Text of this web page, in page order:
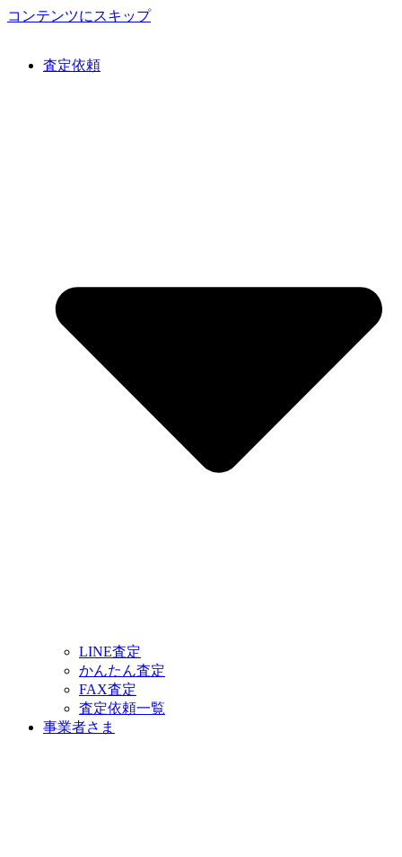
コンテンツにスキップ
査定依頼
LINE査定
かんたん査定
FAX査定
査定依頼一覧
事業者さま